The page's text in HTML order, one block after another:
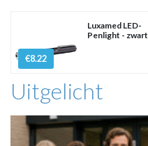
€8.22
Luxamed LED-
Penlight - zwart
Uitgelicht